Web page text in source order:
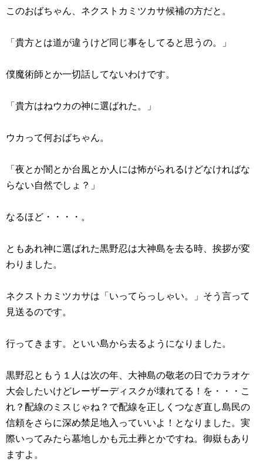
このおばちゃん、ネクストカミツカサ候補の方だと。
「貴方とは道が違うけど同じ事をしてると思うの。」
僕魔術師とか一切話してないわけです。
「貴方はねウカの神に選ばれた。」
ウカって何おばちゃん。
「夜とか闇とか台風とか人には怖がられるけどなければな
らない自然でしょ？」
なるほど・・・・。
ともあれ神に選ばれた黒野忍は大神島を去る時、挨拶が変
わりました。
ネクストカミツカサは「いってらっしゃい。」そう言って
見送るのです。
行ってきます。といい島から去るようになりました。
黒野忍ともう１人は次の年、大神島の敬老の日でカラオケ
大会したいけどレーザーディスクが壊れてる！を・・・こ
れ？配線のミスじゃね？で配線を正しくつなぎ直し島民の
信頼をさらに深め禁足地入っていいよ！となりました。実
際いってみたら墓地しかも元土葬とかですね。御嶽もあり
ますよ。